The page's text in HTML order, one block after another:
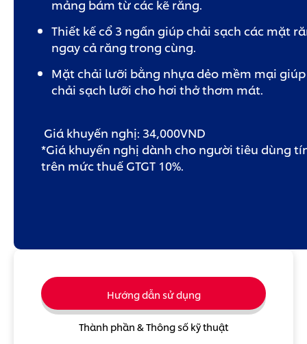
này
mảng bám từ các kẽ răng.
Thiết kế cổ 3 ngấn giúp chải sạch các mặt
ngay cả răng trong cùng.
Mặt chải lưỡi bằng nhựa dẻo mềm mại giúp
chải sạch lưỡi cho hơi thở thơm mát.
Giá khuyến nghị: 34,000VND
*Giá khuyến nghị dành cho người tiêu dùng
trên mức thuế GTGT 10%.
Hướng dẫn sử dụng
Thành phần & Thông số kỹ thuật